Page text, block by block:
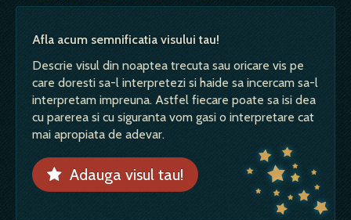
Afla acum semnificatia visului tau!
Descrie visul din noaptea trecuta sau oricare vis pe
care doresti sa-l interpretezi si haide sa incercam sa-l
interpretam impreuna. Astfel fiecare poate sa isi dea
cu parerea si cu siguranta vom gasi o interpretare cat
mai apropiata de adevar.
Adauga visul tau!